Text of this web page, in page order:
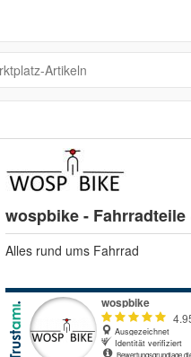
wospbike -
Alles rund ums Fahrrad